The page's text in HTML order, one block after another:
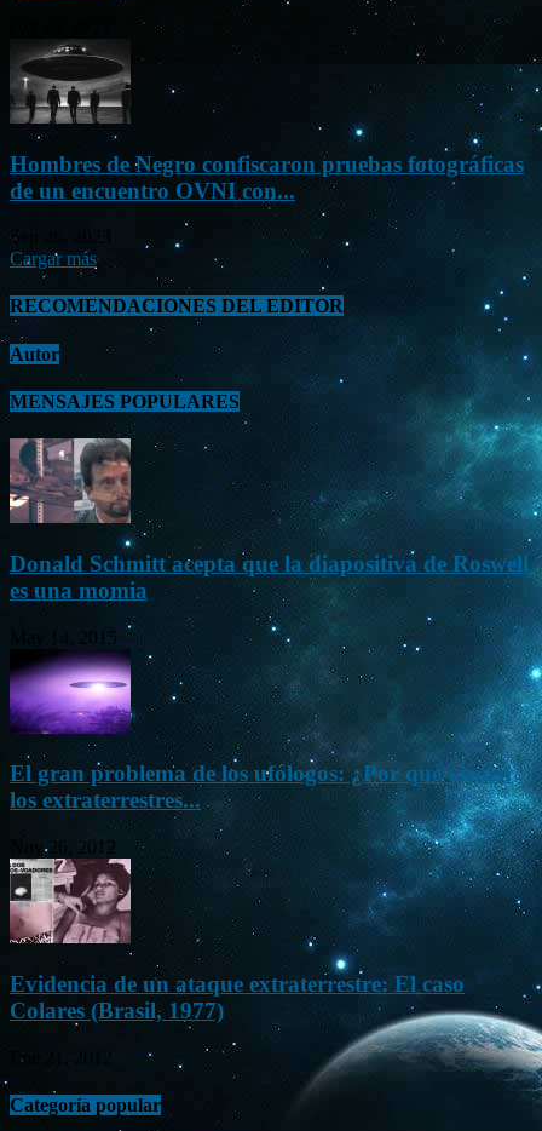
Hombres de Negro confiscaron pruebas fotográficas
de un encuentro OVNI con...
Sep 26, 2023
Cargar más
RECOMENDACIONES DEL EDITOR
Autor
MENSAJES POPULARES
Donald Schmitt acepta que la diapositiva de Roswell
es una momia
May 14, 2015
El gran problema de los ufólogos: ¿Por qué vienen
los extraterrestres...
Nov 26, 2012
Evidencia de un ataque extraterrestre: El caso
Colares (Brasil, 1977)
Ene 21, 2012
Categoría popular